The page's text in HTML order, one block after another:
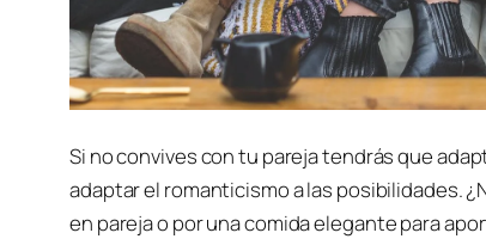
Si no convives con tu pareja tendrás que
adaptar el romanticismo a las posibilidades.
en pareja o por una comida elegante para